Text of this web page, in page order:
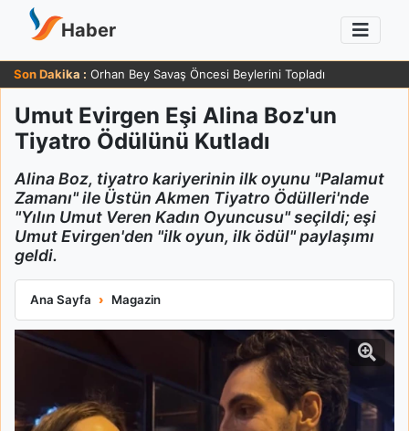
Haber
Son Dakika : Orhan Bey Savaş Öncesi Beylerini Topladı
Umut Evirgen Eşi Alina Boz'un
Tiyatro Ödülünü Kutladı
Alina Boz, tiyatro kariyerinin ilk oyunu "Palamut
Zamanı" ile Üstün Akmen Tiyatro Ödülleri'nde
"Yılın Umut Veren Kadın Oyuncusu" seçildi; eşi
Umut Evirgen'den "ilk oyun, ilk ödül" paylaşımı
geldi.
Ana Sayfa Magazin
Umut Evirgen Eşi Alina Boz'un Tiyatro Ödülünü Kutladı